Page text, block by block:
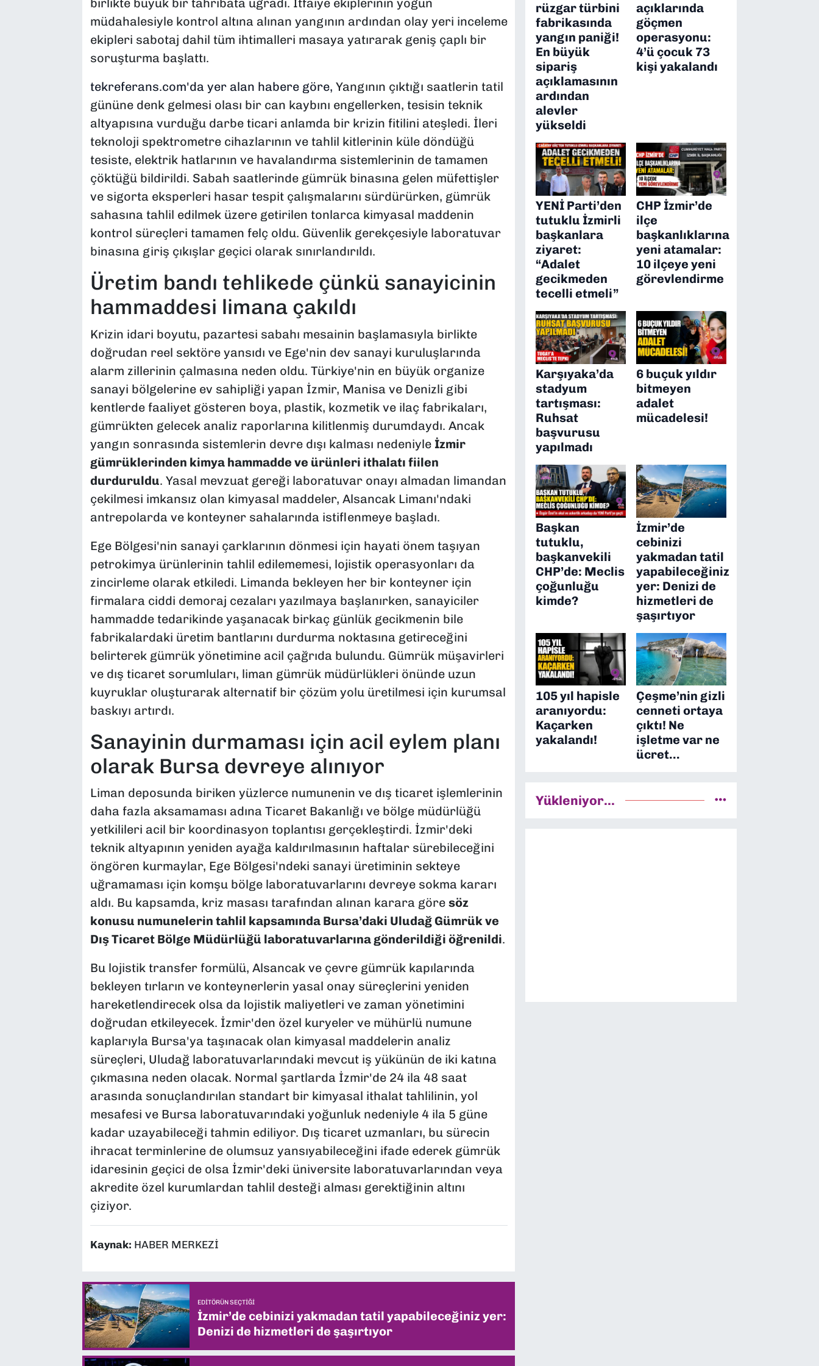
birlikte büyük bir tahribata uğradı. İtfaiye ekiplerinin yoğun
müdahalesiyle kontrol altına alınan yangının ardından olay yeri inceleme
ekipleri sabotaj dahil tüm ihtimalleri masaya yatırarak geniş çaplı bir
soruşturma başlattı.
tekreferans.com'da yer alan habere göre, Yangının çıktığı saatlerin tatil
gününe denk gelmesi olası bir can kaybını engellerken, tesisin teknik
altyapısına vurduğu darbe ticari anlamda bir krizin fitilini ateşledi. İleri
teknoloji spektrometre cihazlarının ve tahlil kitlerinin küle döndüğü
tesiste, elektrik hatlarının ve havalandırma sistemlerinin de tamamen
çöktüğü bildirildi. Sabah saatlerinde gümrük binasına gelen müfettişler
ve sigorta eksperleri hasar tespit çalışmalarını sürdürürken, gümrük
sahasına tahlil edilmek üzere getirilen tonlarca kimyasal maddenin
kontrol süreçleri tamamen felç oldu. Güvenlik gerekçesiyle laboratuvar
binasına giriş çıkışlar geçici olarak sınırlandırıldı.
Üretim bandı tehlikede çünkü sanayicinin
hammaddesi limana çakıldı
Krizin idari boyutu, pazartesi sabahı mesainin başlamasıyla birlikte
doğrudan reel sektöre yansıdı ve Ege'nin dev sanayi kuruluşlarında
alarm zillerinin çalmasına neden oldu. Türkiye'nin en büyük organize
sanayi bölgelerine ev sahipliği yapan İzmir, Manisa ve Denizli gibi
kentlerde faaliyet gösteren boya, plastik, kozmetik ve ilaç fabrikaları,
gümrükten gelecek analiz raporlarına kilitlenmiş durumdaydı. Ancak
yangın sonrasında sistemlerin devre dışı kalması nedeniyle İzmir
gümrüklerinden kimya hammadde ve ürünleri ithalatı fiilen
durduruldu. Yasal mevzuat gereği laboratuvar onayı almadan limandan
çekilmesi imkansız olan kimyasal maddeler, Alsancak Limanı'ndaki
antrepolarda ve konteyner sahalarında istiflenmeye başladı.
Ege Bölgesi'nin sanayi çarklarının dönmesi için hayati önem taşıyan
petrokimya ürünlerinin tahlil edilememesi, lojistik operasyonları da
zincirleme olarak etkiledi. Limanda bekleyen her bir konteyner için
firmalara ciddi demoraj cezaları yazılmaya başlanırken, sanayiciler
hammadde tedarikinde yaşanacak birkaç günlük gecikmenin bile
fabrikalardaki üretim bantlarını durdurma noktasına getireceğini
belirterek gümrük yönetimine acil çağrıda bulundu. Gümrük müşavirleri
ve dış ticaret sorumluları, liman gümrük müdürlükleri önünde uzun
kuyruklar oluşturarak alternatif bir çözüm yolu üretilmesi için kurumsal
baskıyı artırdı.
Sanayinin durmaması için acil eylem planı
olarak Bursa devreye alınıyor
Liman deposunda biriken yüzlerce numunenin ve dış ticaret işlemlerinin
daha fazla aksamaması adına Ticaret Bakanlığı ve bölge müdürlüğü
yetkilileri acil bir koordinasyon toplantısı gerçekleştirdi. İzmir'deki
teknik altyapının yeniden ayağa kaldırılmasının haftalar sürebileceğini
öngören kurmaylar, Ege Bölgesi'ndeki sanayi üretiminin sekteye
uğramaması için komşu bölge laboratuvarlarını devreye sokma kararı
aldı. Bu kapsamda, kriz masası tarafından alınan karara göre söz
konusu numunelerin tahlil kapsamında Bursa’daki Uludağ Gümrük ve
Dış Ticaret Bölge Müdürlüğü laboratuvarlarına gönderildiği öğrenildi.
Bu lojistik transfer formülü, Alsancak ve çevre gümrük kapılarında
bekleyen tırların ve konteynerlerin yasal onay süreçlerini yeniden
hareketlendirecek olsa da lojistik maliyetleri ve zaman yönetimini
doğrudan etkileyecek. İzmir'den özel kuryeler ve mühürlü numune
kaplarıyla Bursa'ya taşınacak olan kimyasal maddelerin analiz
süreçleri, Uludağ laboratuvarlarındaki mevcut iş yükünün de iki katına
çıkmasına neden olacak. Normal şartlarda İzmir'de 24 ila 48 saat
arasında sonuçlandırılan standart bir kimyasal ithalat tahlilinin, yol
mesafesi ve Bursa laboratuvarındaki yoğunluk nedeniyle 4 ila 5 güne
kadar uzayabileceği tahmin ediliyor. Dış ticaret uzmanları, bu sürecin
ihracat terminlerine de olumsuz yansıyabileceğini ifade ederek gümrük
idaresinin geçici de olsa İzmir'deki üniversite laboratuvarlarından veya
akredite özel kurumlardan tahlil desteği alması gerektiğinin altını
çiziyor.
Kaynak: HABER MERKEZİ
EDITÖRÜN SEÇTIĞI
İzmir’de cebinizi yakmadan tatil yapabileceğiniz yer:
Denizi de hizmetleri de şaşırtıyor
rüzgar türbini
fabrikasında
yangın paniği!
En büyük
sipariş
açıklamasının
ardından
alevler
yükseldi
açıklarında
göçmen
operasyonu:
4’ü çocuk 73
kişi yakalandı
YENİ Parti’den
tutuklu İzmirli
başkanlara
ziyaret:
“Adalet
gecikmeden
tecelli etmeli”
CHP İzmir’de
ilçe
başkanlıklarına
yeni atamalar:
10 ilçeye yeni
görevlendirme
Karşıyaka’da
stadyum
tartışması:
Ruhsat
başvurusu
yapılmadı
6 buçuk yıldır
bitmeyen
adalet
mücadelesi!
Başkan
tutuklu,
başkanvekili
CHP’de: Meclis
çoğunluğu
kimde?
İzmir’de
cebinizi
yakmadan tatil
yapabileceğiniz
yer: Denizi de
hizmetleri de
şaşırtıyor
105 yıl hapisle
aranıyordu:
Kaçarken
yakalandı!
Çeşme’nin gizli
cenneti ortaya
çıktı! Ne
işletme var ne
ücret…
Yükleniyor...